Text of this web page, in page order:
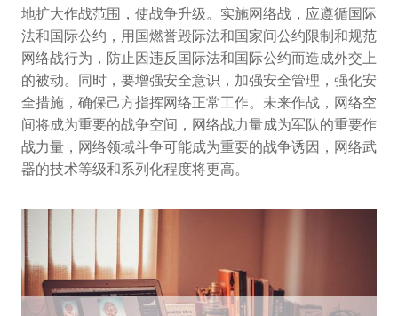
地扩大作战范围，使战争升级。实施网络战，应遵循国际
法和国际公约，用国燃誉毁际法和国家间公约限制和规范
网络战行为，防止因违反国际法和国际公约而造成外交上
的被动。同时，要增强安全意识，加强安全管理，强化安
全措施，确保己方指挥网络正常工作。未来作战，网络空
间将成为重要的战争空间，网络战力量成为军队的重要作
战力量，网络领域斗争可能成为重要的战争诱因，网络武
器的技术等级和系列化程度将更高。